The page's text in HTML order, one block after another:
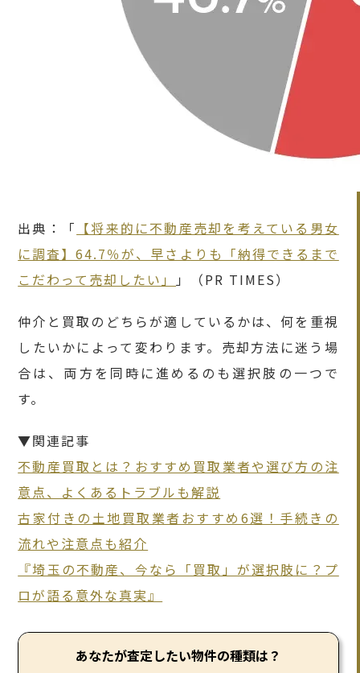
出典：「 【将来的に不動産売却を考えている男女
に調査】64.7％が、早さよりも「納得できるまで
こだわって売却したい」
」（PR TIMES）
仲介と買取のどちらが適しているかは、何を重視
したいかによって変わります。売却方法に迷う場
合は、両方を同時に進めるのも選択肢の一つで
す。
▼関連記事
不動産買取とは？おすすめ買取業者や選び方の注
意点、よくあるトラブルも解説
古家付きの土地買取業者おすすめ6選！手続きの
流れや注意点も紹介
『埼玉の不動産、今なら「買取」が選択肢に？プ
ロが語る意外な真実』
あなたが査定したい物件の種類は？